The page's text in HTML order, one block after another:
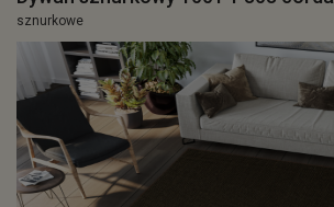
sznurkowe